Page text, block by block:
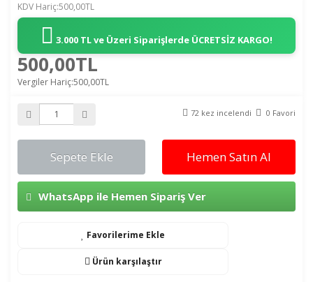
KDV Hariç:500,00TL
3.000 TL ve Üzeri Siparişlerde ÜCRETSİZ KARGO!
500,00TL
Vergiler Hariç:500,00TL
72 kez incelendi 0 Favori
Sepete Ekle Hemen Satın Al
WhatsApp ile Hemen Sipariş Ver
Favorilerime Ekle
Ürün karşılaştır